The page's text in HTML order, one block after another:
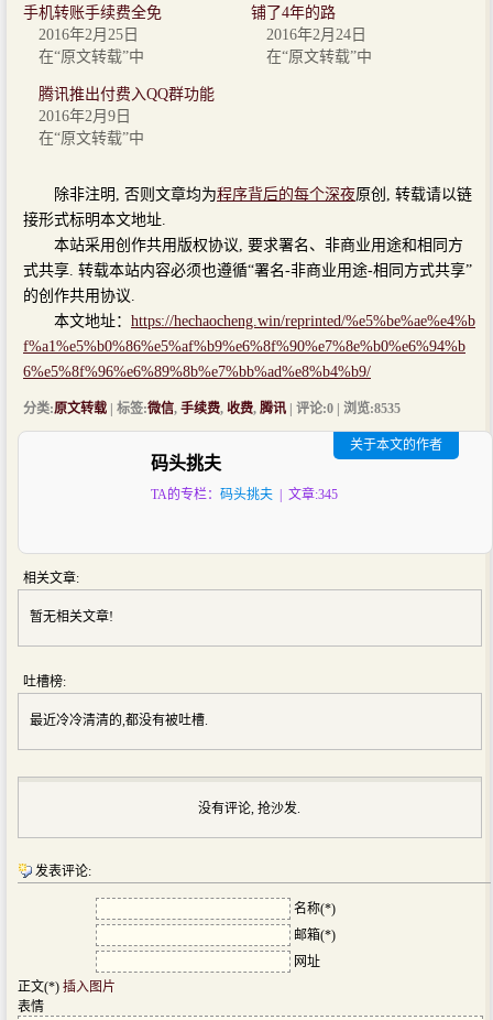
手机转账手续费全免
2016年2月25日
在“原文转载”中
铺了4年的路
2016年2月24日
在“原文转载”中
腾讯推出付费入QQ群功能
2016年2月9日
在“原文转载”中
除非注明, 否则文章均为程序背后的每个深夜原创, 转载请以链
接形式标明本文地址.
本站采用创作共用版权协议, 要求署名、非商业用途和相同方
式共享. 转载本站内容必须也遵循“署名-非商业用途-相同方式共享”
的创作共用协议.
本文地址： https://hechaocheng.win/reprinted/%e5%be%ae%e4%b
f%a1%e5%b0%86%e5%af%b9%e6%8f%90%e7%8e%b0%e6%94%b
6%e5%8f%96%e6%89%8b%e7%bb%ad%e8%b4%b9/
分类:原文转载 | 标签:微信, 手续费, 收费, 腾讯 | 评论:0 | 浏览:8535
码头挑夫
TA的专栏： 码头挑夫 | 文章:345
关于本文的作者
相关文章:
暂无相关文章!
吐槽榜:
最近冷冷清清的,都没有被吐槽.
没有评论, 抢沙发.
发表评论:
名称(*)
邮箱(*)
网址
正文(*) 插入图片
表情